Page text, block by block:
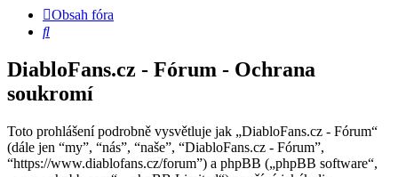
Obsah fóra
Hledat
DiabloFans.cz - Fórum - Ochrana
soukromí
Toto prohlášení podrobně vysvětluje jak „DiabloFans.cz - Fórum“
(dále jen “my”, “nás”, “naše”, “DiabloFans.cz - Fórum”,
“https://www.diablofans.cz/forum”) a phpBB („phpBB software“,